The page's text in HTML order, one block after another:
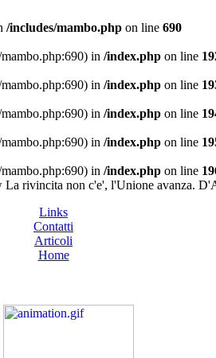
/includes/mambo.php on line 690
in /index.php on line
in /index.php on line
in /index.php on line
in /index.php on line
in /index.php on line
La rivincita non c'e', l'Unione avanza.
Links
Contatti
Articoli
Home